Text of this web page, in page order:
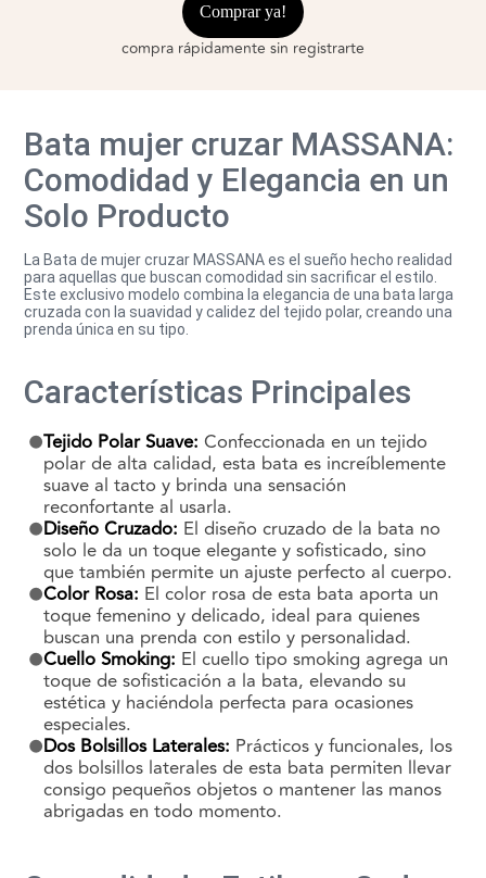
Comprar ya!
compra rápidamente sin registrarte
Bata mujer cruzar MASSANA:
Comodidad y Elegancia en un
Solo Producto
La Bata de mujer cruzar MASSANA es el sueño hecho realidad
para aquellas que buscan comodidad sin sacrificar el estilo.
Este exclusivo modelo combina la elegancia de una bata larga
cruzada con la suavidad y calidez del tejido polar, creando una
prenda única en su tipo.
Características Principales
Tejido Polar Suave: Confeccionada en un tejido
polar de alta calidad, esta bata es increíblemente
suave al tacto y brinda una sensación
reconfortante al usarla.
Diseño Cruzado: El diseño cruzado de la bata no
solo le da un toque elegante y sofisticado, sino
que también permite un ajuste perfecto al cuerpo.
Color Rosa: El color rosa de esta bata aporta un
toque femenino y delicado, ideal para quienes
buscan una prenda con estilo y personalidad.
Cuello Smoking: El cuello tipo smoking agrega un
toque de sofisticación a la bata, elevando su
estética y haciéndola perfecta para ocasiones
especiales.
Dos Bolsillos Laterales: Prácticos y funcionales, los
dos bolsillos laterales de esta bata permiten llevar
consigo pequeños objetos o mantener las manos
abrigadas en todo momento.